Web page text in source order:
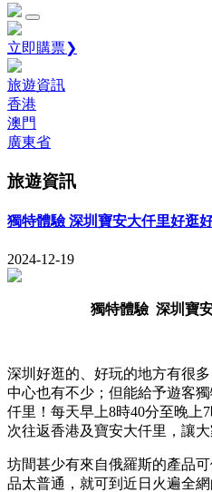
立即購票❯
旅遊資訊
香港
澳門
廣東省
旅遊資訊
獨特體驗 深圳寶安大仟里好逛
2024-12-19
獨特體驗 深圳寶
深圳好逛的、好玩的地方有很
中心也有不少；但能給予遊客
仟里！每天早上8時40分至晚上
次往返香港及寶安大仟里，讓
坊間甚少有來自俄羅斯的產品
品太普通，就可到近日火遍全